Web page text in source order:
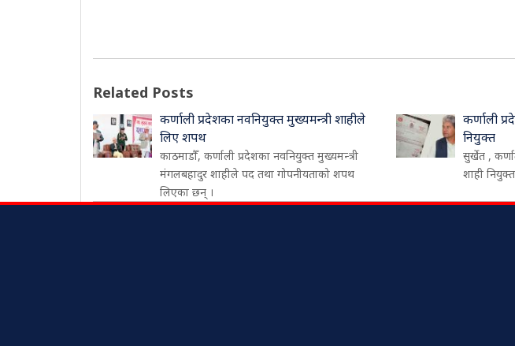
Related Posts
कर्णाली प्रदेशका नवनियुक्त मुख्यमन्त्री शाहीले
लिए शपथ
काठमाडौँ, कर्णाली प्रदेशका नवनियुक्त मुख्यमन्त्री
मंगलबहादुर शाहीले पद तथा गोपनीयताको शपथ
लिएका छन् ।
कर्णाली
नियुक्त
सुर्खेत ,
शाही